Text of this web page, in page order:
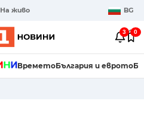
На живо BG
3 0
ВреметоБългария и еврото